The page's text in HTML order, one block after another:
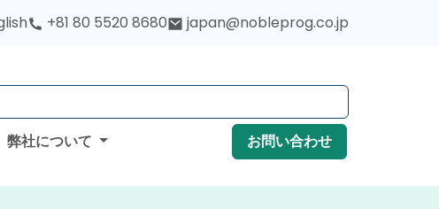
+81 80 5520 8680 japan@nobleprog.co.jp
弊社について お問い合わせ